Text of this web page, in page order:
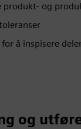
og
å inspisere
og